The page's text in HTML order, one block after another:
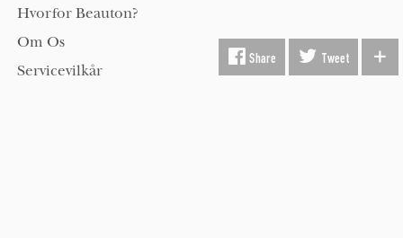
Hvorfor Beauton?
Om Os
Servicevilkår
Share Tweet